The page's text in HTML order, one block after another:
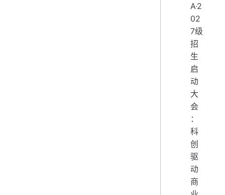
A·2
02
7级
招
生
启
动
大
会
：
科
创
驱
动
商